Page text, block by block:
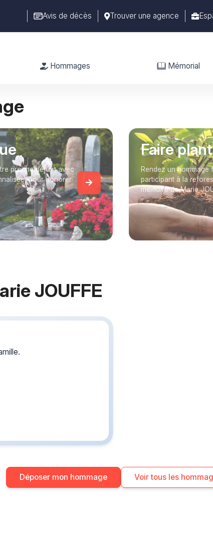
Avis de décès Trouver une agence
Hommages Mémorial
proche défunt avec
pour honorer
Faire
Rendez un hommage
participant à la
mémoire de Marie
JOUFFE
Créez un
Créez un album
les hommages à
Déposer mon hommage Voir tous les